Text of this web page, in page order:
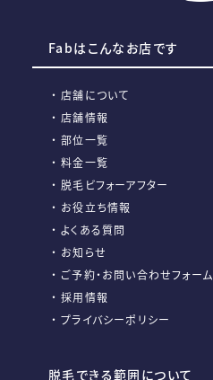
Fabはこんなお店です
店舗について
店舗情報
部位一覧
料金一覧
脱毛ビフォーアフター
お役立ち情報
よくある質問
お知らせ
ご予約・お問い合わせフォーム
採用情報
プライバシーポリシー
脱毛できる範囲について